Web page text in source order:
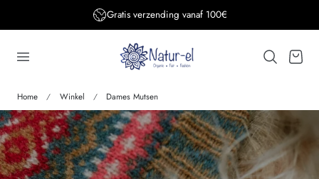
Gratis verzending BE&DE vanaf 150€
Home Winkel Dames Mutsen